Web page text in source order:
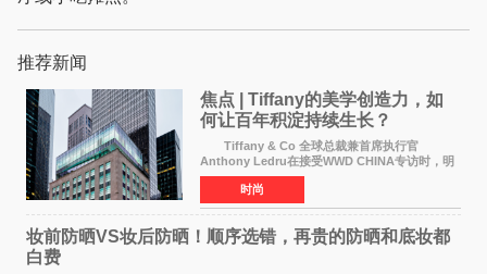
推荐新闻
焦点 | Tiffany的美学创造力，如
何让百年积淀持续生长？
Tiffany & Co 全球总裁兼首席执行官
Anthony Ledru在接受WWD CHINA专访时，明
确将艺术性称为当下奢侈品牌最高层级的差异化
优势。 by Elaine Chen — —WWD国际
时尚特讯 当奢侈
时尚
妆前防晒VS妆后防晒！顺序选错，再贵的防晒和底妆都
白费